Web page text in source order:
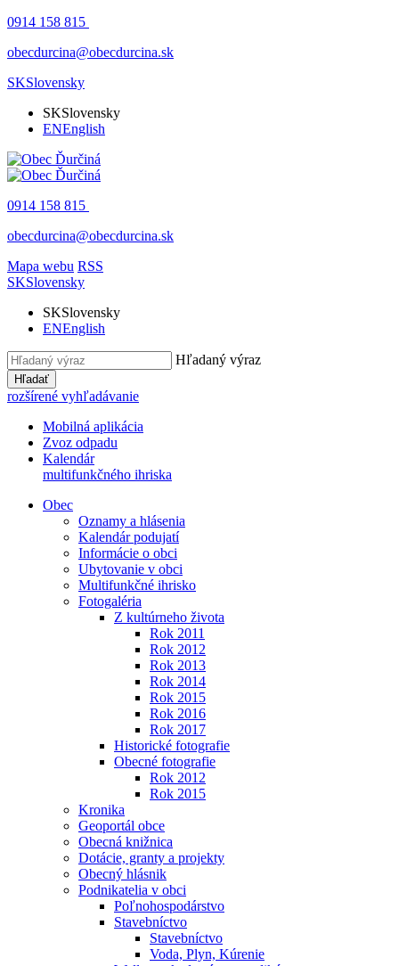
0914 158 815
obecdurcina@obecdurcina.sk
SKSlovensky
SKSlovensky
ENEnglish
0914 158 815
obecdurcina@obecdurcina.sk
Mapa webu RSS
SKSlovensky
SKSlovensky
ENEnglish
Hľadaný výraz
Hľadať
rozšírené vyhľadávanie
Mobilná aplikácia
Zvoz odpadu
Kalendár
multifunkčného ihriska
Obec
Oznamy a hlásenia
Kalendár podujatí
Informácie o obci
Ubytovanie v obci
Multifunkčné ihrisko
Fotogaléria
Z kultúrneho života
Rok 2011
Rok 2012
Rok 2013
Rok 2014
Rok 2015
Rok 2016
Rok 2017
Historické fotografie
Obecné fotografie
Rok 2012
Rok 2015
Kronika
Geoportál obce
Obecná knižnica
Dotácie, granty a projekty
Obecný hlásnik
Podnikatelia v obci
Poľnohospodárstvo
Stavebníctvo
Stavebníctvo
Voda, Plyn, Kúrenie